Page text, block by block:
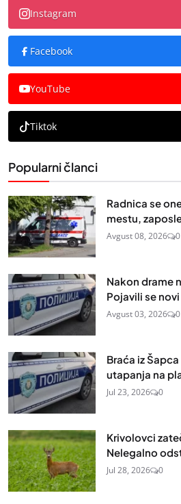
Instagram
Facebook
YouTube
Tiktok
Popularni članci
Radnica se
mestu,
Avgust 08, 2026 0
Nakon drame
Pojavili se
Avgust 03, 2026 0
Braća iz
utapanja na
Jul 23, 2026 0
Krivolovci
Nelegalno
Jul 28, 2026 0